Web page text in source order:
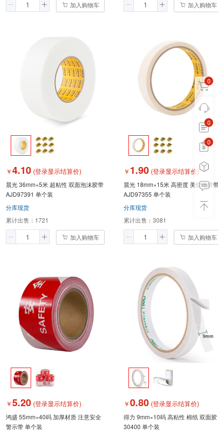
0
0
0 0
加入购物车 加入购物车
￥4.10 (登录显示结算价)
晨光 36mm×5米 超粘性 双面泡沫胶带
AJD97391 单个装
分库现货
累计出售： 1721
加入购物车
￥ 1.90 (登录显示结算价)
晨光 18mm×15米 高密度 美纹纸胶
AJD97355 单个装
分库现货
累计出售： 3081
加入购物车
￥5.20 (登录显示结算价)
鸿盛 55mm×40码 加厚材质 注意安全
警示带 单个装
￥0.80 (登录显示结算价)
得力 9mm×10码 高粘性 棉纸 双面胶
30400 单个装